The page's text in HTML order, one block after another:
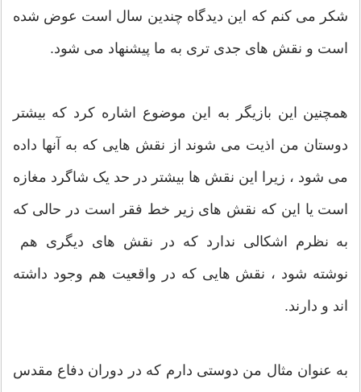
شکر می کنم که این دیدگاه چندین سال است عوض شده
است و نقش های جدی تری به ما پیشنهاد می شود.
همچنین این بازیگر به این موضوع اشاره کرد که بیشتر
دوستان من اذیت می شوند از نقش هایی که به آنها داده
می شود ، زیرا این نقش ها بیشتر در حد یک شاگرد مغازه
است یا این که نقش های زیر خط فقر است در حالی که
به نظرم اشکالی ندارد که در نقش های دیگری هم
نوشته شود ، نقش هایی که در واقعیت هم وجود داشته
اند و دارند.
به عنوان مثال من دوستی دارم که در دوران دفاع مقدس